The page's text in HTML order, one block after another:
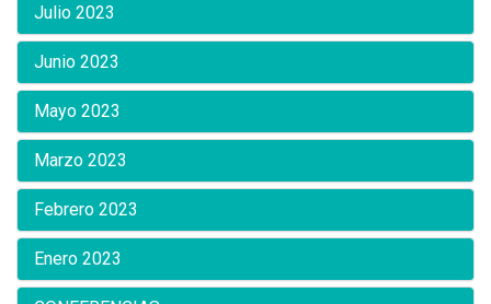
Julio 2023
Junio 2023
Mayo 2023
Marzo 2023
Febrero 2023
Enero 2023